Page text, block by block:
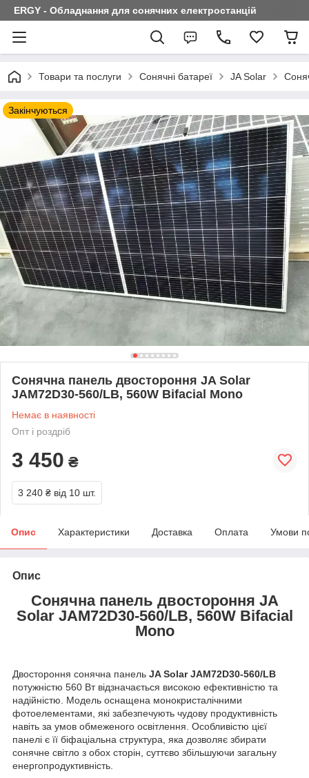
ERGY - Обладнання для сонячних електростанцій
Товари та послуги Сонячні батареї JA Solar
Закінчуються
Сонячна панель двостороння JA Solar
JAM72D30-560/LB, 560W Bifacial Mono
Немає в наявності
Опт і роздріб
3 450 ₴
3 240 ₴ від 10 шт.
Опис Характеристики Доставка Оплата Умови
Опис
Сонячна панель двостороння JA
Solar JAM72D30-560/LB, 560W Bifacial
Mono
Двостороння сонячна панель JA Solar JAM72D30-560/LB
потужністю 560 Вт відзначається високою ефективністю та
надійністю. Модель оснащена монокристалічними
фотоелементами, які забезпечують чудову продуктивність
навіть за умов обмеженого освітлення. Особливістю цієї
панелі є її біфаціальна структура, яка дозволяє збирати
сонячне світло з обох сторін, суттєво збільшуючи загальну
енергопродуктивність.